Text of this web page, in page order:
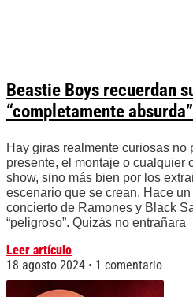
Beastie Boys recuerdan
“completamente
Hay giras realmente curiosas no
presente, el montaje o cualquier
show, sino más bien por los
escenario que se crean. Hace
concierto de Ramones y Black
“peligroso”. Quizás no entrañara
Leer artículo
18 agosto 2024
1 comentario